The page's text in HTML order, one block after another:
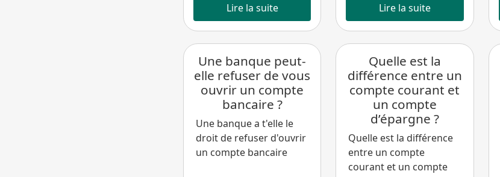
Lire la suite Lire la suite
Une banque peut-
elle refuser de vous
ouvrir un compte
bancaire ?
Une banque a t'elle le
droit de refuser d'ouvrir
un compte bancaire
Quelle est la
différence entre un
compte courant et
un compte
d’épargne ?
Quelle est la différence
entre un compte
courant et un compte